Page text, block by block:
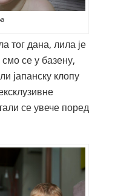
тог дана, лила је
се у базену,
јапанску клопу
се увече поред